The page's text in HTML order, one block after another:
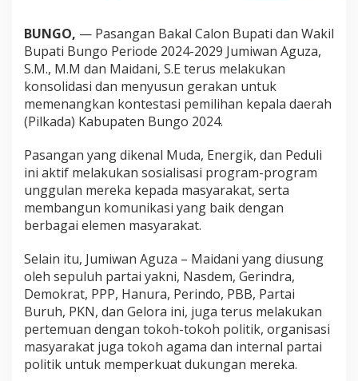
d
a
s
i
d
n
u
s
u
G
e
a
k
n
P
e
m
e
n
BUNGO, — Pasangan Bakal Calon Bupati dan Wakil
Bupati Bungo Periode 2024-2029 Jumiwan Aguza,
S.M., M.M dan Maidani, S.E terus melakukan
konsolidasi dan menyusun gerakan untuk
memenangkan kontestasi pemilihan kepala daerah
(Pilkada) Kabupaten Bungo 2024.
Pasangan yang dikenal Muda, Energik, dan Peduli
ini aktif melakukan sosialisasi program-program
unggulan mereka kepada masyarakat, serta
membangun komunikasi yang baik dengan
berbagai elemen masyarakat.
Selain itu, Jumiwan Aguza – Maidani yang diusung
oleh sepuluh partai yakni, Nasdem, Gerindra,
Demokrat, PPP, Hanura, Perindo, PBB, Partai
Buruh, PKN, dan Gelora ini, juga terus melakukan
pertemuan dengan tokoh-tokoh politik, organisasi
masyarakat juga tokoh agama dan internal partai
politik untuk memperkuat dukungan mereka.